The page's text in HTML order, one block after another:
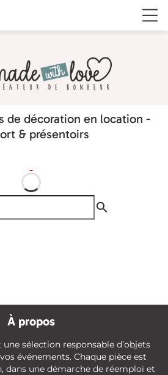
de décoration en location -
& présentoirs
search
À propos
une sélection responsable d’objets
événements. Chaque pièce est
dans une démarche de réemploi et